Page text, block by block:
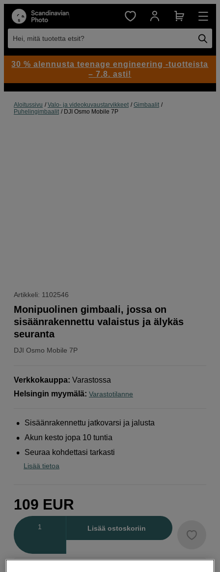
Hei, mitä tuotetta etsit?
Aloitussivu Valo- ja videokuvaustarvikkeet
Gimbaalit
Puhelingimbaalit
DJI Osmo Mobile 7P
Artikkeli: 1102546
DJI Osmo Mobile 7P
Monipuolinen gimbaali, jossa on
sisäänrakennettu valaistus ja älykäs
seuranta
Verkkokauppa: Varastossa
Helsingin myymälä: Varastotilanne
Sisäänrakennettu jatkovarsi ja jalusta
Akun kesto jopa 10 tuntia
Seuraa kohdettasi tarkasti
Lisää tietoa
109 EUR
Lisää ostoskoriin
30 % alennusta teenage engineering -tuotteista
– 7.8. asti!